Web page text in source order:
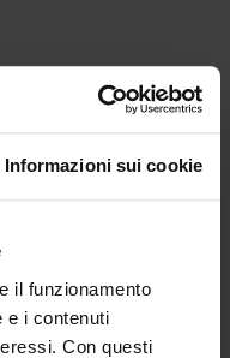
Informazioni sui cookie
il funzionamento
e i contenuti
Con questi